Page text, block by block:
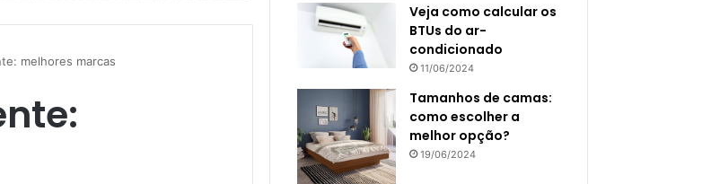
melhores marcas
Veja como calcular os
BTUs do ar-
condicionado
11/06/2024
Tamanhos de camas:
como escolher a
melhor opção?
19/06/2024